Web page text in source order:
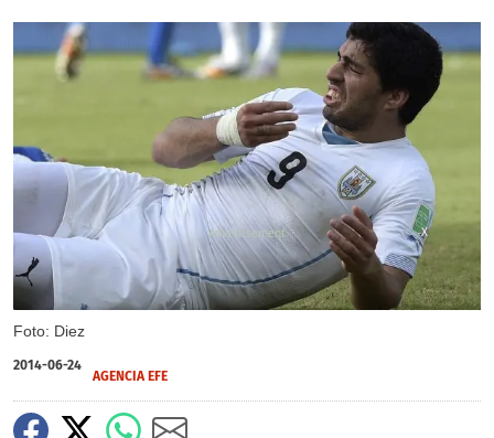
Foto: Diez
X
2014-06-24
AGENCIA EFE